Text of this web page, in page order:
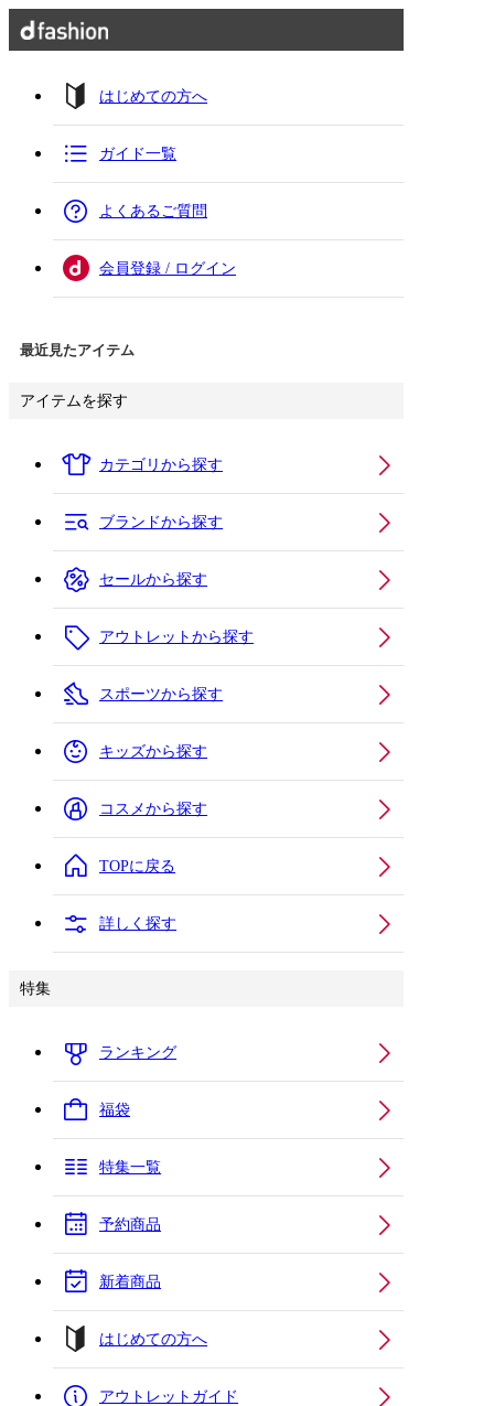
はじめての方へ
ガイド一覧
よくあるご質問
会員登録 / ログイン
最近見たアイテム
アイテムを探す
カテゴリから探す
ブランドから探す
セールから探す
アウトレットから探す
スポーツから探す
キッズから探す
コスメから探す
TOPに戻る
詳しく探す
特集
ランキング
福袋
特集一覧
予約商品
新着商品
はじめての方へ
アウトレットガイド